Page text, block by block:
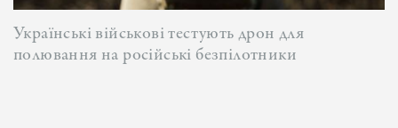
Українські військові тестують дрон для
полювання на російські безпілотники